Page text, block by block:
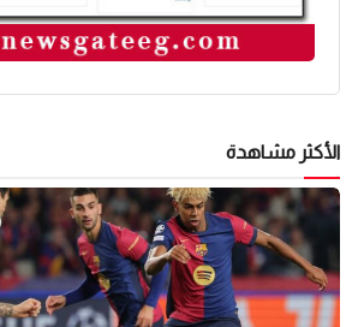
الأكثر مشاهدة